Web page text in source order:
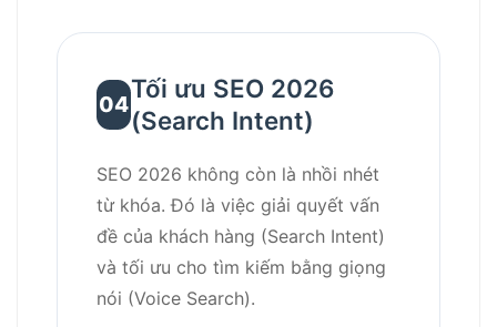
04
Tối ưu SEO 2026
(Search Intent)
SEO 2026 không còn là nhồi nhét
từ khóa. Đó là việc giải quyết vấn
đề của khách hàng (Search Intent)
và tối ưu cho tìm kiếm bằng giọng
nói (Voice Search).